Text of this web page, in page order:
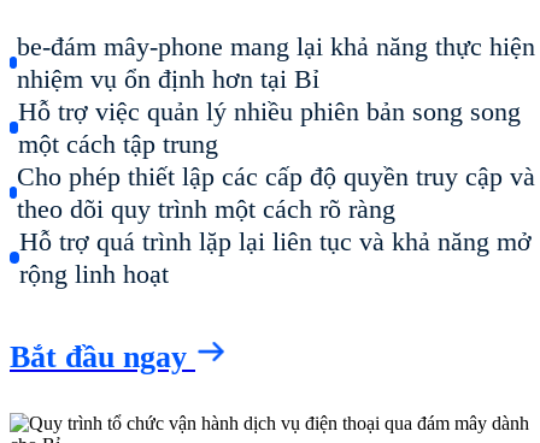
be-đám mây-phone mang lại khả năng thực hiện
nhiệm vụ ổn định hơn tại Bỉ
Hỗ trợ việc quản lý nhiều phiên bản song song
một cách tập trung
Cho phép thiết lập các cấp độ quyền truy cập và
theo dõi quy trình một cách rõ ràng
Hỗ trợ quá trình lặp lại liên tục và khả năng mở
rộng linh hoạt
Bắt đầu ngay